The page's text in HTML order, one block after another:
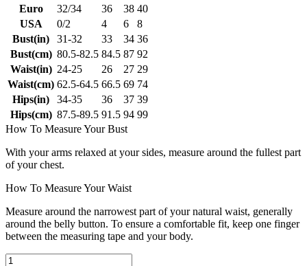
Euro
32/34 36 38 40
USA
0/2 4 6
8
Bust(in)
31-32 33 34 36
Bust(cm) 80.5-82.5 84.5 87 92
Waist(in) 24-25 26 27 29
Waist(cm) 62.5-64.5 66.5 69 74
Hips(in)
34-35 36 37 39
Hips(cm) 87.5-89.5 91.5 94 99
How To Measure Your Bust
With your arms relaxed at your sides, measure around the fullest part
of your chest.
How To Measure Your Waist
Measure around the narrowest part of your natural waist, generally
around the belly button. To ensure a comfortable fit, keep one finger
between the measuring tape and your body.